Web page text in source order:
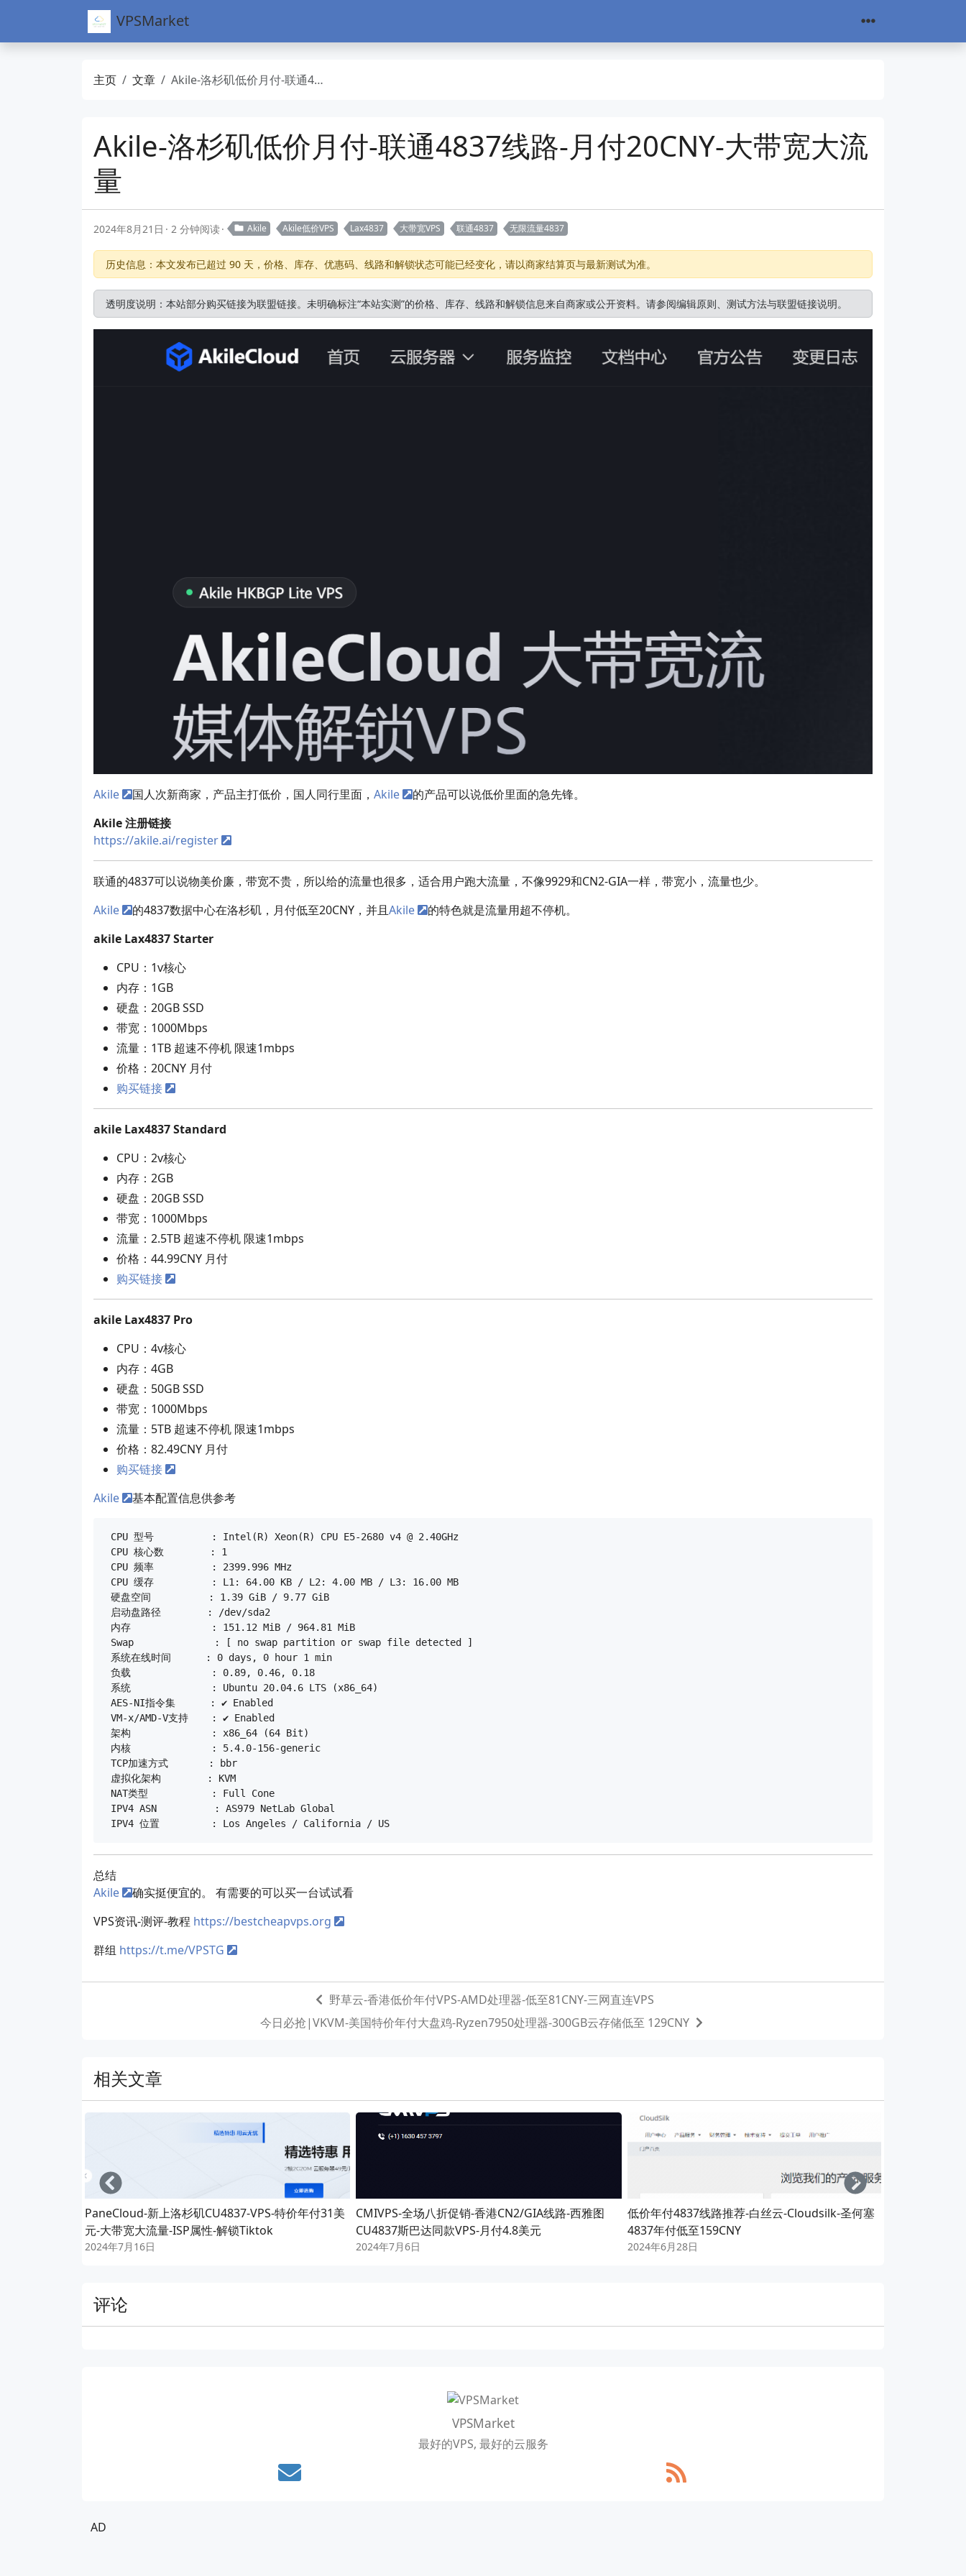
VPSMarket
主页 文章 Akile-洛杉矶低价月付-联通4837线路-月付20CNY-大带宽大流量
Akile-洛杉矶低价月付-联通4837线路-月付20CNY-大带宽大流
量
2024年8月21日 2 分钟阅读 Akile Akile低价VPS Lax4837 大带宽VPS 联通4837 无限流量4837
历史信息：本文发布已超过 90 天，价格、库存、优惠码、线路和解锁状态可能已经变化，请以商家结算页与最新测试为准。
透明度说明：本站部分购买链接为联盟链接。未明确标注“本站实测”的价格、库存、线路和解锁信息来自商家或公开资料。请参阅编辑原则、 测试方法与联盟链接说明。
Akile 国人次新商家，产品主打低价，国人同行里面， Akile
的产品可以说低价里面的急先锋。
Akile 注册链接
https://akile.ai/register
联通的4837可以说物美价廉，带宽不贵，所以给的流量也很多，适合用户跑大流量，不像9929和CN2-GIA一样，带宽小，流量也少。
Akile
的4837数据中心在洛杉矶，月付低至20CNY，并且Akile
的特色就是流量用超不停机。
akile Lax4837 Starter
CPU：1v核心
内存：1GB
硬盘：20GB SSD
带宽：1000Mbps
流量：1TB 超速不停机 限速1mbps
价格：20CNY 月付
购买链接
akile Lax4837 Standard
CPU：2v核心
内存：2GB
硬盘：20GB SSD
带宽：1000Mbps
流量：2.5TB 超速不停机 限速1mbps
价格：44.99CNY 月付
购买链接
akile Lax4837 Pro
CPU：4v核心
内存：4GB
硬盘：50GB SSD
带宽：1000Mbps
流量：5TB 超速不停机 限速1mbps
价格：82.49CNY 月付
购买链接
Akile
基本配置信息供参考
CPU 型号          : Intel(R) Xeon(R) CPU E5-2680 v4 @ 2.40GHz
CPU 核心数        : 1
CPU 频率          : 2399.996 MHz
CPU 缓存          : L1: 64.00 KB / L2: 4.00 MB / L3: 16.00 MB
硬盘空间          : 1.39 GiB / 9.77 GiB
启动盘路径        : /dev/sda2
内存              : 151.12 MiB / 964.81 MiB
Swap              : [ no swap partition or swap file detected ]
系统在线时间      : 0 days, 0 hour 1 min
负载              : 0.89, 0.46, 0.18
系统              : Ubuntu 20.04.6 LTS (x86_64)
AES-NI指令集      : ✔ Enabled
VM-x/AMD-V支持    : ✔ Enabled
架构              : x86_64 (64 Bit)
内核              : 5.4.0-156-generic
TCP加速方式       : bbr
虚拟化架构        : KVM
NAT类型           : Full Cone
IPV4 ASN          : AS979 NetLab Global
总结
Akile
确实挺便宜的。 有需要的可以买一台试试看
VPS资讯-测评-教程 https://bestcheapvps.org
群组 https://t.me/VPSTG
野草云-香港低价年付VPS-AMD处理器-低至81CNY-三网直连VPS
今日必抢|VKVM-美国特价年付大盘鸡-Ryzen7950处理器-300GB云存储低至 129CNY
相关文章
PaneCloud-新上洛杉矶CU4837-VPS-特价年付31美
元-大带宽大流量-ISP属性-解锁Tiktok
2024年7月16日
CMIVPS-全场八折促销-香港CN2/GIA线路-西雅图
CU4837斯巴达同款VPS-月付4.8美元
2024年7月6日
低价年付4837线路推荐-白丝云-Cloudsilk-圣何塞
4837年付低至159CNY
2024年6月28日
Left Right
评论
VPSMarket
最好的VPS, 最好的云服务
AD